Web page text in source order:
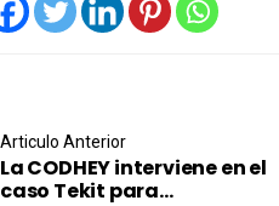
Articulo Anterior
La CODHEY interviene en el
caso Tekit para...